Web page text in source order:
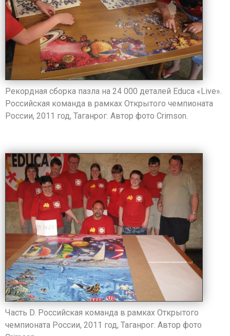
Рекордная сборка пазла на 24 000 деталей Educa «Live».
Российская команда в рамках Открытого чемпионата
России, 2011 год, Таганрог. Автор фото Crimson.
Часть D. Российская команда в рамках Открытого
чемпионата России, 2011 год, Таганрог. ​Автор фото